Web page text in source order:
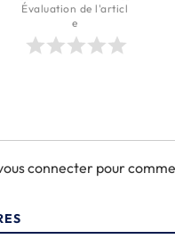
Évaluation de l'articl
e
connecter pour